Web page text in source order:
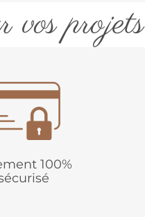
vos projets
100%